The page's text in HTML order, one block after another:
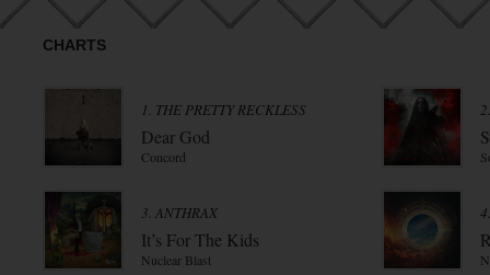
CHARTS
1. THE PRETTY RECKLESS
Dear God
Concord
3. ANTHRAX
It’s For The Kids
Nuclear Blast